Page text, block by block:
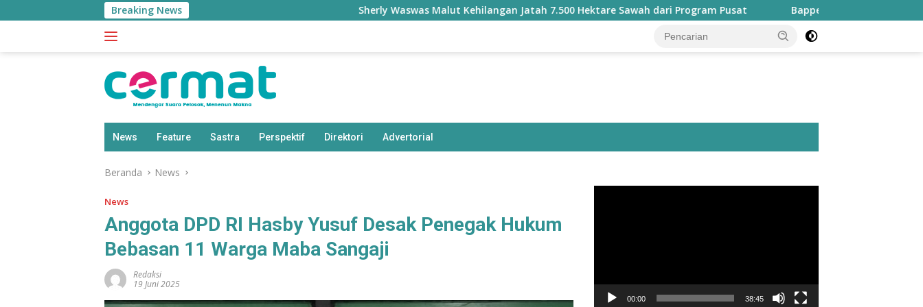
ke
Breaking News Sherly Waswas Malut Kehilangan Jatah 7.500 Hektare Sawah dari Program Pusat Bapperida: Taliabu Butuh Rp2 Triliun
News Feature Sastra Perspektif Direktori Advertorial
Beranda News
News
Anggota DPD RI Hasby Yusuf Desak Penegak Hukum
Bebasan 11 Warga Maba Sangaji
Redaksi
19 Juni 2025
00:00 38:45